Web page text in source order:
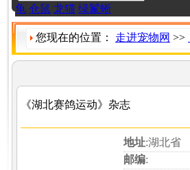
龟 仓鼠 龙猫 绿鬣蜥
您现在的位置： 走进宠物网 >>
《湖北赛鸽运动》杂志
地址:湖北省
邮编: